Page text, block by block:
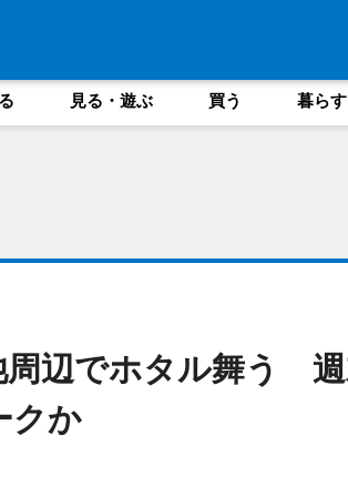
見る・遊ぶ 買う 暮ら
周辺でホタル舞う 週
クか